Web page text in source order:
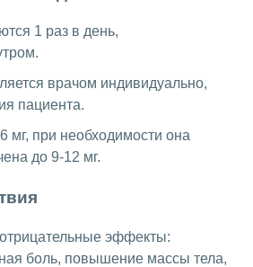
1 раз в день,
врачом индивидуально,
пациента.
мг, при необходимости она
до 9-12 мг.
эффекты:
боль, повышение массы тела,